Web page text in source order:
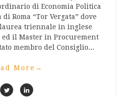
di Economia Politica
Roma “Tor Vergata” dove
triennale in inglese
ed il Master in Procurement
membro del Consiglio...
More →